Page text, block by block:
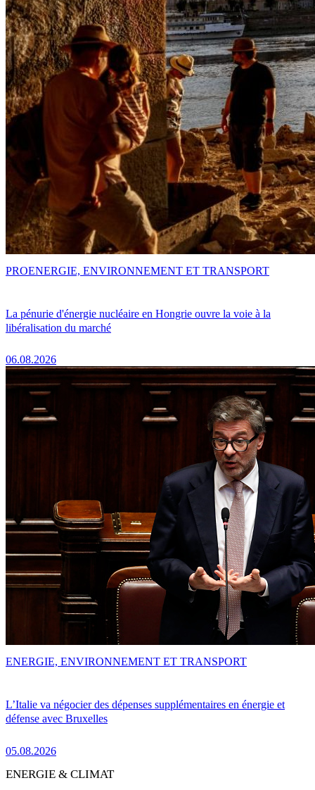
La pénurie d'énergie nucléaire en Hongrie ouvre la voie à la
libéralisation du marché
06.08.2026
PROENERGIE, ENVIRONNEMENT ET TRANSPORT
L’Italie va négocier des dépenses supplémentaires en énergie et
défense avec Bruxelles
05.08.2026
ENERGIE, ENVIRONNEMENT ET TRANSPORT
ENERGIE & CLIMAT